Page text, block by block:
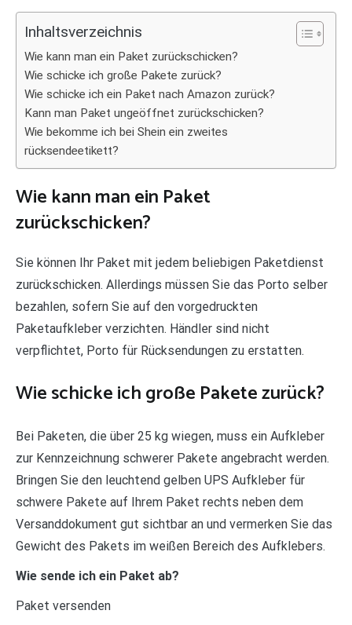
Inhaltsverzeichnis
Wie kann man ein Paket zurückschicken?
Wie schicke ich große Pakete zurück?
Wie schicke ich ein Paket nach Amazon zurück?
Kann man Paket ungeöffnet zurückschicken?
Wie bekomme ich bei Shein ein zweites
rücksendeetikett?
Wie kann man ein Paket
zurückschicken?
Sie können Ihr Paket mit jedem beliebigen Paketdienst
zurückschicken. Allerdings müssen Sie das Porto selber
bezahlen, sofern Sie auf den vorgedruckten
Paketaufkleber verzichten. Händler sind nicht
verpflichtet, Porto für Rücksendungen zu erstatten.
Wie schicke ich große Pakete zurück?
Bei Paketen, die über 25 kg wiegen, muss ein Aufkleber
zur Kennzeichnung schwerer Pakete angebracht werden.
Bringen Sie den leuchtend gelben UPS Aufkleber für
schwere Pakete auf Ihrem Paket rechts neben dem
Versanddokument gut sichtbar an und vermerken Sie das
Gewicht des Pakets im weißen Bereich des Aufklebers.
Wie sende ich ein Paket ab?
Paket versenden